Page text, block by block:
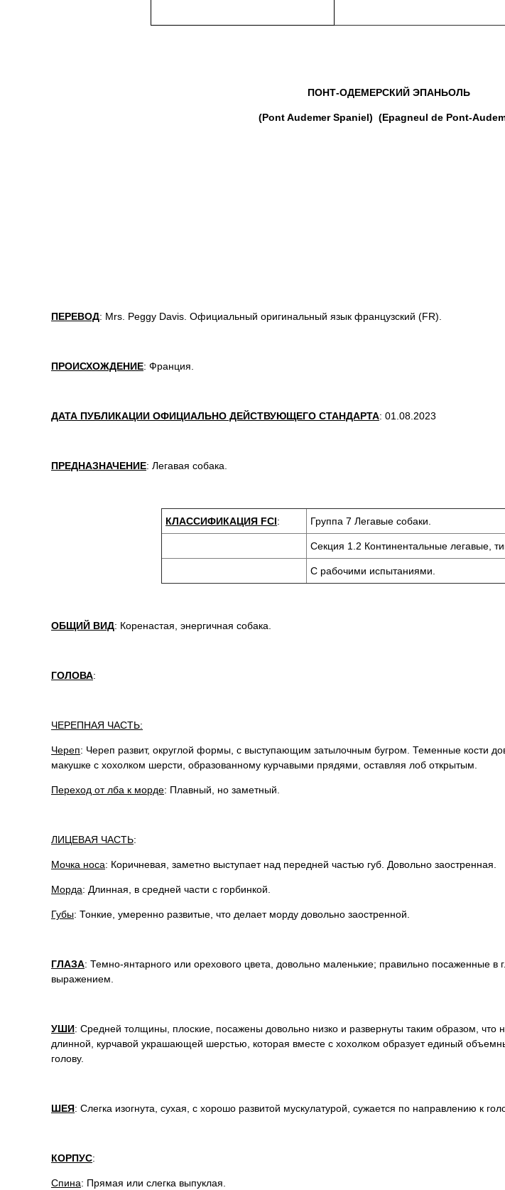
ПОНТ-ОДЕМЕРСКИЙ ЭПАНЬОЛЬ
(Pont Audemer Spaniel) (Epagneul de Pont-
ПЕРЕВОД: Mrs. Peggy Davis. Официальный оригинальный язык французский (FR).
ПРОИСХОЖДЕНИЕ: Франция.
ДАТА ПУБЛИКАЦИИ ОФИЦИАЛЬНО ДЕЙСТВУЮЩЕГО СТАНДАРТА: 01.08.2023
ПРЕДНАЗНАЧЕНИЕ: Легавая собака.
КЛАССИФИКАЦИЯ FCI: Группа 7 Легавые собаки.
Секция 1.2 Континентальные легавые,
С рабочими испытаниями.
ОБЩИЙ ВИД: Коренастая, энергичная собака.
ГОЛОВА:
ЧЕРЕПНАЯ ЧАСТЬ:
Череп: Череп развит, округлой формы, с выступающим затылочным бугром. Теменные кости
макушке с хохолком шерсти, образованному курчавыми прядями, оставляя лоб открытым.
Переход от лба к морде: Плавный, но заметный.
ЛИЦЕВАЯ ЧАСТЬ:
Мочка носа: Коричневая, заметно выступает над передней частью губ. Довольно заостренная.
Морда: Длинная, в средней части с горбинкой.
Губы: Тонкие, умеренно развитые, что делает морду довольно заостренной.
ГЛАЗА: Темно-янтарного или орехового цвета, довольно маленькие; правильно посаженные в
выражением.
УШИ: Средней толщины, плоские, посажены довольно низко и развернуты таким образом, что
длинной, курчавой украшающей шерстью, которая вместе с хохолком образует единый
голову.
ШЕЯ: Слегка изогнута, сухая, с хорошо развитой мускулатурой, сужается по направлению к
КОРПУС:
Спина: Прямая или слегка выпуклая.